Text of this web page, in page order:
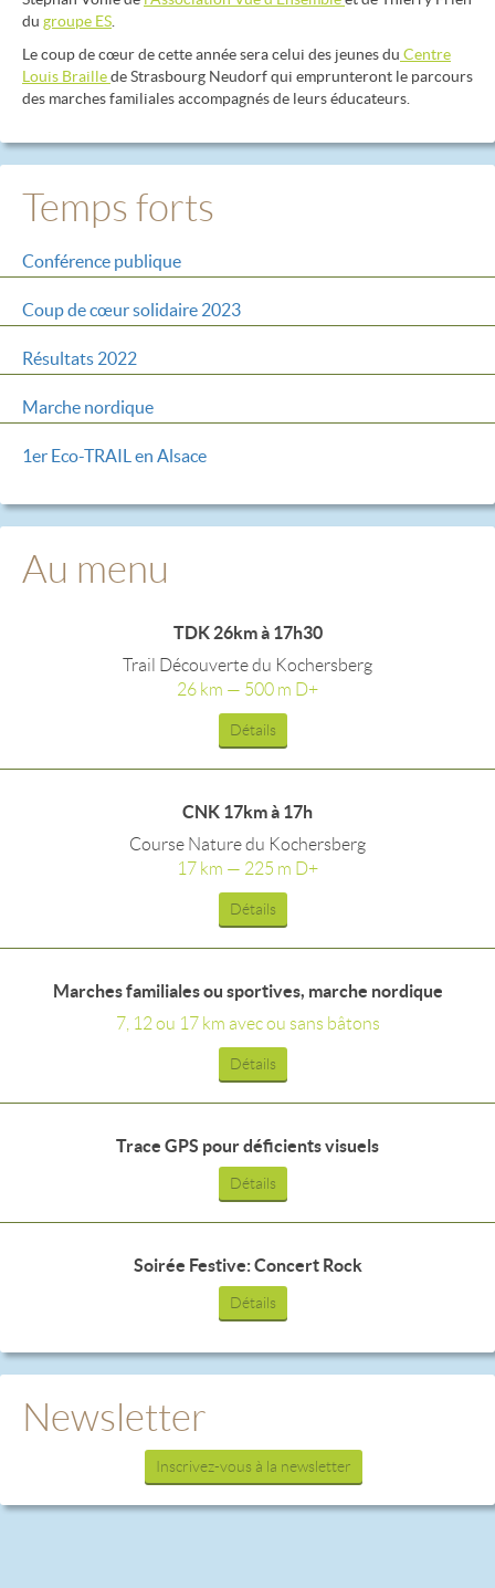
du groupe ES
Le coup de cœur de cette année sera celui des jeunes du Centre
Louis Braillede Strasbourg Neudorf qui emprunteront le parcours
des marches familiales accompagnés de leurs éducateurs.
Temps forts
Conférence publique
Coup de cœur solidaire 2023
Résultats 2022
Marche nordique
1er Eco-TRAIL en Alsace
Au menu
TDK 26km à 17h30
Trail Découverte du Kochersberg
26 km — 500 m D+
Détails
CNK 17km à 17h
Course Nature du Kochersberg
17 km — 225 m D+
Détails
Marches familiales ou sportives, marche nordique
7, 12 ou 17 km avec ou sans bâtons
Détails
Trace GPS pour déficients visuels
Détails
Soirée Festive: Concert Rock
Détails
Newsletter
Inscrivez-vous à la newsletter